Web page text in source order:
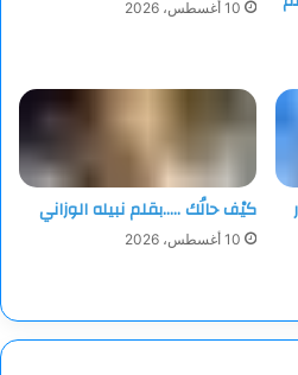
عابرٍ.
10 أغسطس، 2026
كيْف حالُك …..بقلم نبيله الوزاني
10 أغسطس، 2026